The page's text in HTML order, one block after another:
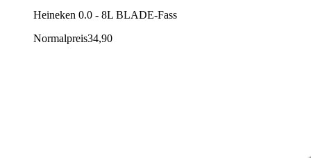
Heineken 0.0 - 8L BLADE-Fass
Normalpreis34,90